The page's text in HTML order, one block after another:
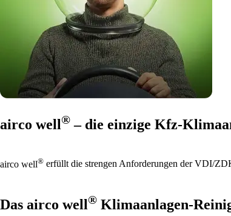
airco well® – die einzige Kfz-
airco well® erfüllt die strengen Anforderungen der VDI/
Das airco well® Klimaanlagen-